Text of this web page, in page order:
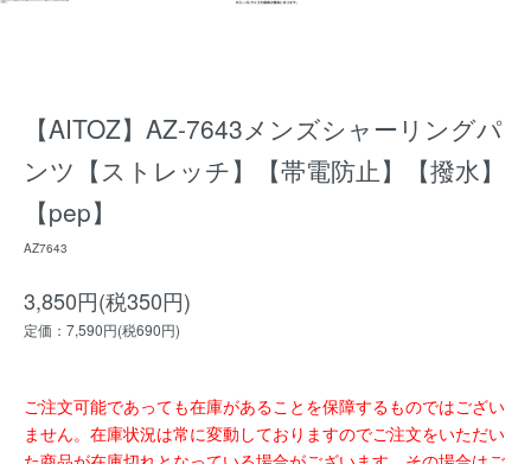
【AITOZ】AZ-7643メンズシャーリングパ
ンツ【ストレッチ】【帯電防止】【撥水】
【pep】
AZ7643
3,850円(税350円)
定価：7,590円(税690円)
ご注文可能であっても在庫があることを保障するものではござい
ません。在庫状況は常に変動しておりますのでご注文をいただい